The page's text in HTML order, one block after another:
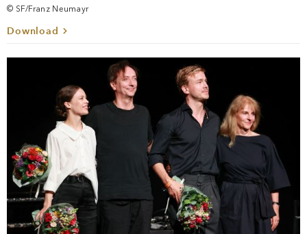
© SF/Franz Neumayr
Download